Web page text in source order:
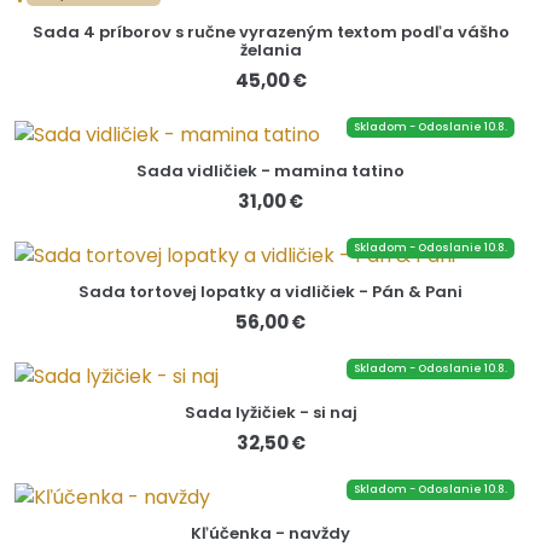
Sada 4 príborov s ručne vyrazeným textom podľa vášho
želania
45,00 €
Skladom - Odoslanie 10.8.
Sada vidličiek - mamina tatino
31,00 €
Skladom - Odoslanie 10.8.
Sada tortovej lopatky a vidličiek - Pán & Pani
56,00 €
Skladom - Odoslanie 10.8.
Sada lyžičiek - si naj
32,50 €
Skladom - Odoslanie 10.8.
Kľúčenka - navždy